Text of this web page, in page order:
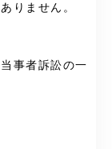
りません。
事者訴訟の一